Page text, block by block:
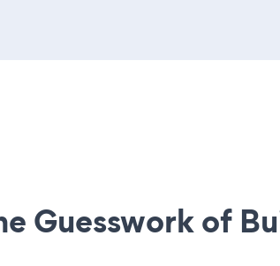
Guesswork of